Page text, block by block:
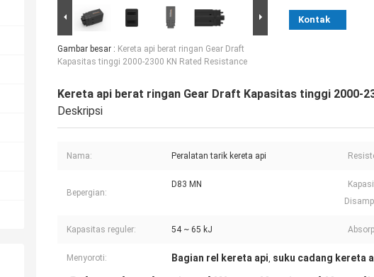
Gambar besar : Kereta api berat ringan Gear Draft
Kapasitas tinggi 2000-2300 KN Rated Resistance
Kontak
Kereta api berat ringan Gear Draft Kapasitas tinggi 2000-
Deskripsi
Nama: Peralatan tarik kereta api
Bepergian:
D83 MN
Kapasitas reguler: 54 ~ 65 kJ
Menyoroti: Bagian rel kereta api, suku cadang kereta